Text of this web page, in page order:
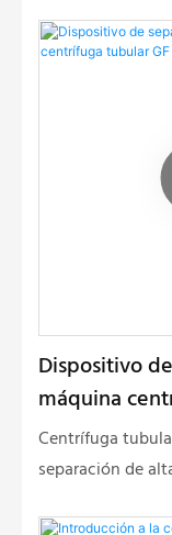
centrífugas.
centrífugas de
de los años,
aplicado con
líquido-sólido o
aceites animales
minerales,
protección
Para materiales
de gravedad
pequeño
Dispositivo
máquina
de alta
Centrífuga
separación de